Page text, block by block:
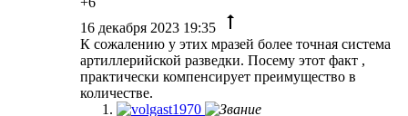
16 декабря 2023 19:35
К сожалению у этих мразей более точная система
артиллерийской разведки. Посему этот факт ,
практически компенсирует преимущество в
количестве.